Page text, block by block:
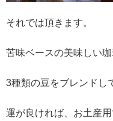
それでは頂きます。
苦味ベースの美味しい珈
3種類の豆をブレンドし
運が良ければ、お土産